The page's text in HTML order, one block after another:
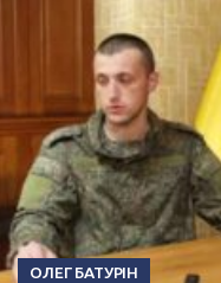
ОЛЕГ БАТУРІН